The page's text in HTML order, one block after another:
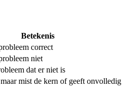
Betekenis
correct
niet
dat er niet is
mist de kern of geeft onvolledig